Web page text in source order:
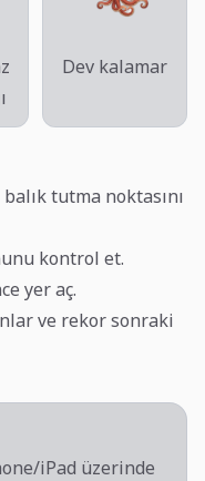
Dev kalamar
tutma noktasını
kontrol et.
yer aç.
ve rekor sonraki
iPad üzerinde